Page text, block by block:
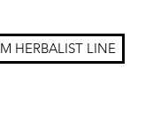
HERBALIST LINE